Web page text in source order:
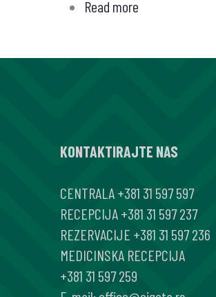
Read more
19
I
COVID-
19
VAKCINACIJE
KONTAKTIRAJTE NAS
CENTRALA+381 31 597 597
RECEPCIJA+381 31 597 237
REZERVACIJE +381 31 597 236
MEDICINSKA RECEPCIJA
+381 31 597 259